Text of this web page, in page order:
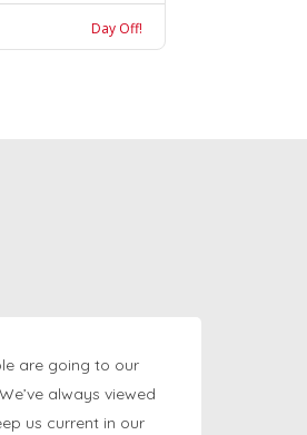
Day Off!
are going to our
always viewed
us current in our